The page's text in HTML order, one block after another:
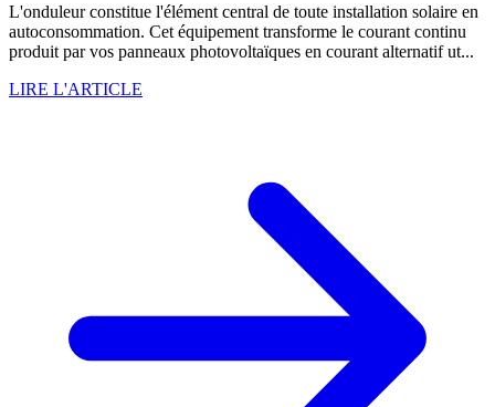
L'onduleur constitue l'élément central de toute installation solaire en
autoconsommation. Cet équipement transforme le courant continu
produit par vos panneaux photovoltaïques en courant alternatif ut...
LIRE L'ARTICLE